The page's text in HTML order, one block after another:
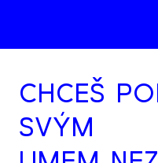
CHCEŠ
SVÝM